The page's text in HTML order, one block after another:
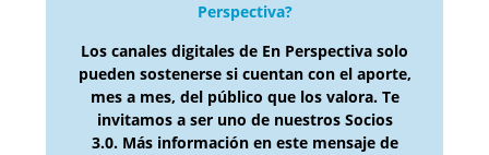
Perspectiva?
Los canales digitales de En Perspectiva solo
pueden sostenerse si cuentan con el aporte,
mes a mes, del público que los valora. Te
invitamos a ser uno de nuestros Socios
3.0. Más información en este mensaje de